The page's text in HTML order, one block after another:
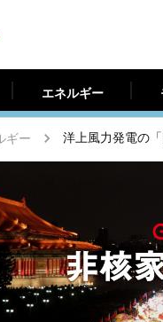
ジ
ー
フ
ト）
エネルギー
ギー 洋上風力発電の